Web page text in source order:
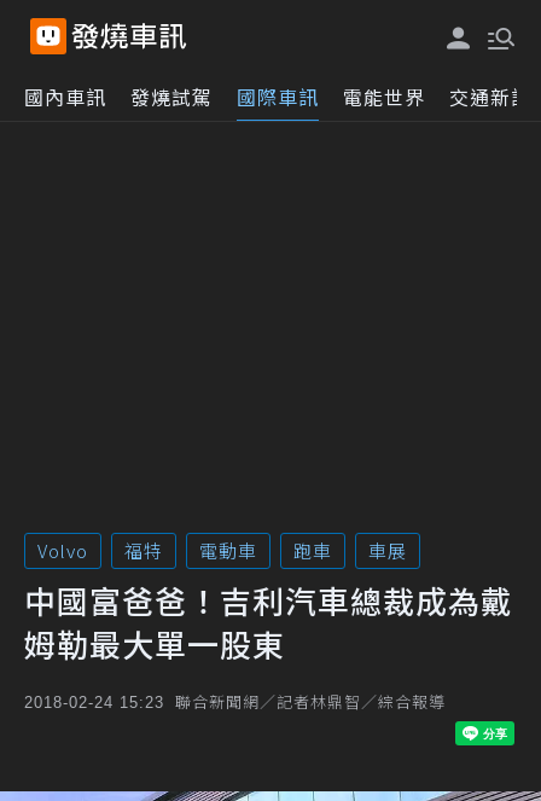
國內車訊 發燒試駕 國際車訊 電能世界 交通新訊
Volvo 福特 電動車 跑車 車展
中國富爸爸！吉利汽車總裁成為戴
姆勒最大單一股東
2018-02-24 15:23 聯合新聞網／記者林鼎智／綜合報導